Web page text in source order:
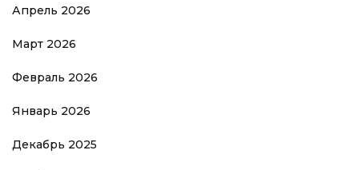
Апрель 2026
Март 2026
Февраль 2026
Январь 2026
Декабрь 2025